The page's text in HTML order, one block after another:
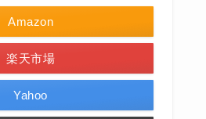
Amazon
楽天市場
Yahoo